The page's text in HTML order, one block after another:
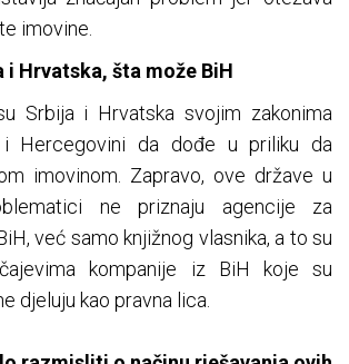
imovine.
i Hrvatska, šta može BiH
Srbija i Hrvatska svojim zakonima
i Hercegovini da dođe u priliku da
imovinom. Zapravo, ove države u
ne priznaju agencije za
već samo knjižnog vlasnika, a to su
kompanije iz BiH koje su
djeluju kao pravna lica.